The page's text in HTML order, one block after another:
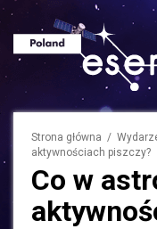
Strona główna /
aktywnościach piszczy?
Co w